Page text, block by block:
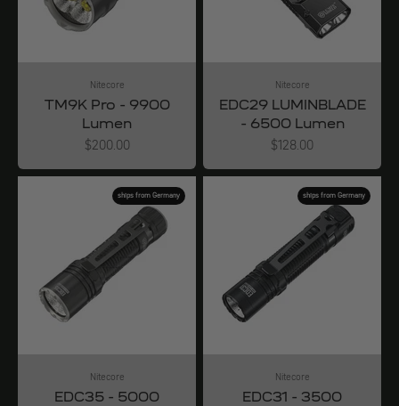
Nitecore
TM9K Pro - 9900
Lumen
Angebot
$200.00
Nitecore
EDC29 LUMINBLADE
- 6500 Lumen
Angebot
$128.00
ships from Germany
Nitecore
EDC35 - 5000
ships from Germany
Nitecore
EDC31 - 3500